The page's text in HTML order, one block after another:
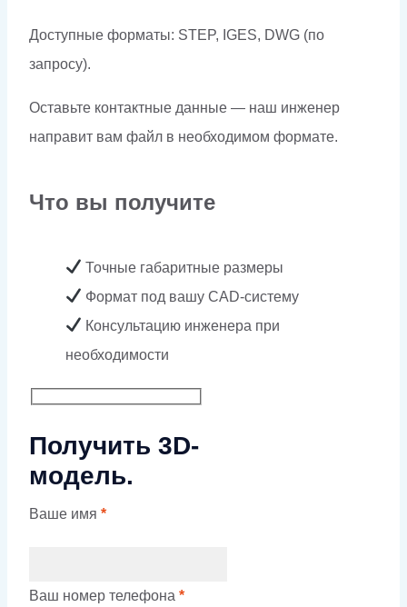
Доступные форматы: STEP, IGES, DWG (по
запросу).
Оставьте контактные данные — наш инженер
направит вам файл в необходимом формате.
Что вы получите
Точные габаритные размеры
Формат под вашу CAD-систему
Консультацию инженера при
необходимости
Получить 3D-
модель.
Ваше имя *
Ваш номер телефона *